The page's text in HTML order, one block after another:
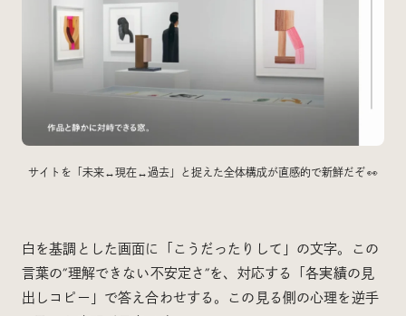
Project by FOURDIGIT SHIFTBRAIN
Wab Design
Collaboration withOUGON
サイトを「未来↔︎現在↔︎過去」と捉えた全体構成が直感的で新鮮だぞ 👀
白を基調とした画面に「こうだったりして」の文字。この
言葉の”理解できない不安定さ”を、対応する「各実績の見
出しコピー」で答え合わせする。この見る側の心理を逆手